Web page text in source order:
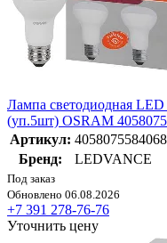
Лампа светодиодная
(уп.5шт) OSRAM
Артикул: 4058075584068
Бренд:
LEDVANCE
Под заказ
Обновлено 06.08.2026
+7 391 278-76-76
Уточнить цену